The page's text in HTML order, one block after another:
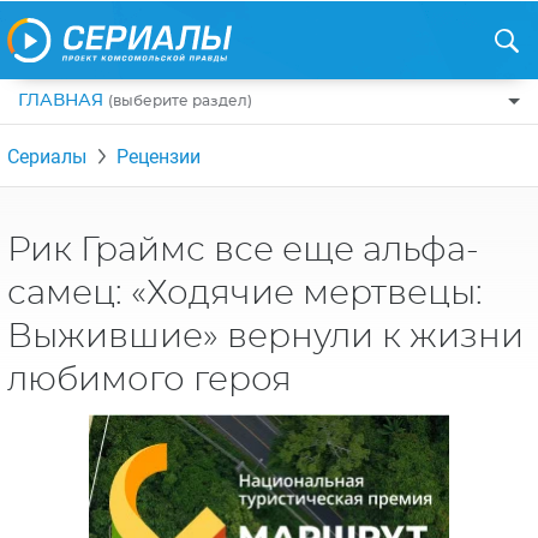
ГЛАВНАЯ (выберите раздел)
ПО ЖАНРАМ
КОМЕДИИ
ДРАМЫ
БОЕВИКИ
ТРИЛЛЕРЫ
ДЕТЕКТИВЫ
КРИМИНАЛ
США
АНГЛИЯ
ИТАЛИЯ
УКРАИНА
РЕЦЕНЗИИ
НА ВЫХОДНЫЕ
НОВОСТИ
ИНТЕРЕСНО
НОВОСТИ ТУРЕЦКИХ СЕРИАЛОВ
АЗИАТСКИЕ СЕРИАЛЫ
ИНТЕРВЬЮ
Сериалы Рецензии
Рик Граймс все еще альфа-
самец: «Ходячие мертвецы:
Выжившие» вернули к жизни
любимого героя